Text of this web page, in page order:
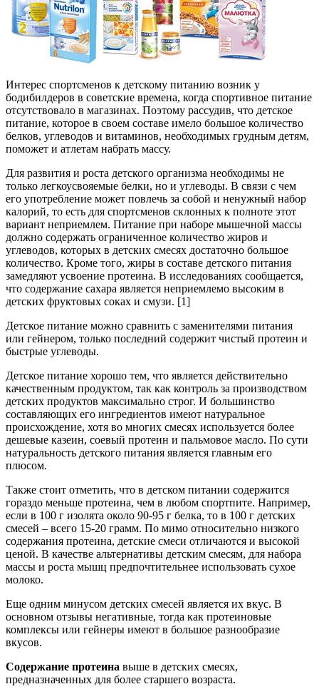
Интерес спортсменов к детскому питанию возник у
бодибилдеров в советские времена, когда спортивное питание
отсутствовало в магазинах. Поэтому рассудив, что детское
питание, которое в своем составе имело большое количество
белков, углеводов и витаминов, необходимых грудным детям,
поможет и атлетам набрать массу.
Для развития и роста детского организма необходимы не
только легкоусвояемые белки, но и углеводы. В связи с чем
его употребление может повлечь за собой и ненужный набор
калорий, то есть для спортсменов склонных к полноте этот
вариант неприемлем. Питание при наборе мышечной массы
должно содержать ограниченное количество жиров и
углеводов, которых в детских смесях достаточно большое
количество. Кроме того, жиры в составе детского питания
замедляют усвоение протеина. В исследованиях сообщается,
что содержание сахара является неприемлемо высоким в
детских фруктовых соках и смузи. [1]
Детское питание можно сравнить с заменителями питания
или гейнером, только последний содержит чистый протеин и
быстрые углеводы.
Детское питание хорошо тем, что является действительно
качественным продуктом, так как контроль за производством
детских продуктов максимально строг. И большинство
составляющих его ингредиентов имеют натуральное
происхождение, хотя во многих смесях используется более
дешевые казеин, соевый протеин и пальмовое масло. По сути
натуральность детского питания является главным его
плюсом.
Также стоит отметить, что в детском питании содержится
гораздо меньше протеина, чем в любом спортпите. Например,
если в 100 г изолята около 90-95 г белка, то в 100 г детских
смесей – всего 15-20 грамм. По мимо относительно низкого
содержания протеина, детские смеси отличаются и высокой
ценой. В качестве альтернативы детским смесям, для набора
массы и роста мышц предпочтительнее использовать сухое
молоко.
Еще одним минусом детских смесей является их вкус. В
основном отзывы негативные, тогда как протеиновые
комплексы или гейнеры имеют в большое разнообразие
вкусов.
Содержание протеина выше в детских смесях,
предназначенных для более старшего возраста.